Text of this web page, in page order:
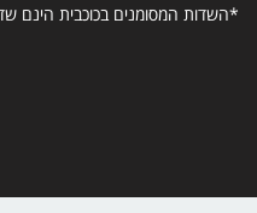
*השדות המסומנים בכוכבית הינם